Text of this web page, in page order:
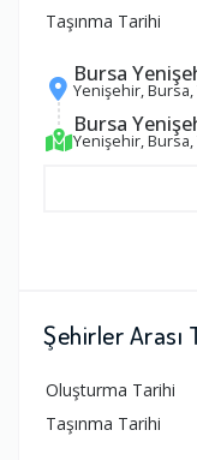
Taşınma Tarihi
Bursa
Yenişehir,
Bursa
Yenişehir,
Şehirler Arası
Oluşturma Tarihi
Taşınma Tarihi